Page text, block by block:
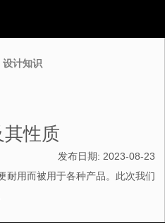
设计知识
性质
发布日期: 2023-08-23
耐用而被用于各种产品。此次我们